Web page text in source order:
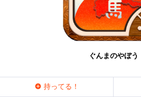
ぐんまのやぼう
持ってる！